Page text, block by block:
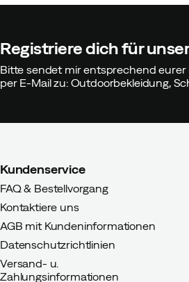
Registriere dich für
Bitte sendet mir entsprechend
per E-Mail zu: Outdoorbekleidung,
Kundenservice
FAQ & Bestellvorgang
Kontaktiere uns
AGB mit Kundeninformationen
Datenschutzrichtlinien
Versand- u.
Zahlungsinformationen